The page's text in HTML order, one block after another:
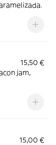
15,50 €
jam,
15,00 €